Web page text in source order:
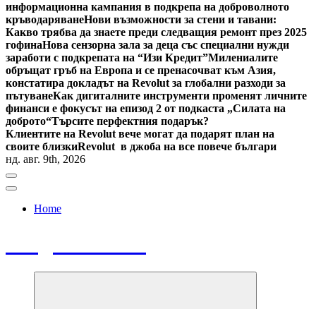
информационна кампания в подкрепа на доброволното
кръводаряванеНови възможности за стени и тавани:
Какво трябва да знаете преди следващия ремонт през 2025
гофинаНова сензорна зала за деца със специални нужди
заработи с подкрепата на “Изи Кредит”Милениалите
обръщат гръб на Европа и се пренасочват към Азия,
констатира докладът на Revolut за глобални разходи за
пътуванеКак дигиталните инструменти променят личните
финанси е фокусът на епизод 2 от подкаста „Силата на
доброто“Търсите перфектния подарък?
Клиентите на Revolut вече могат да подарят план на
своите близкиRevolut в джоба на все повече българи
нд. авг. 9th, 2026
Home